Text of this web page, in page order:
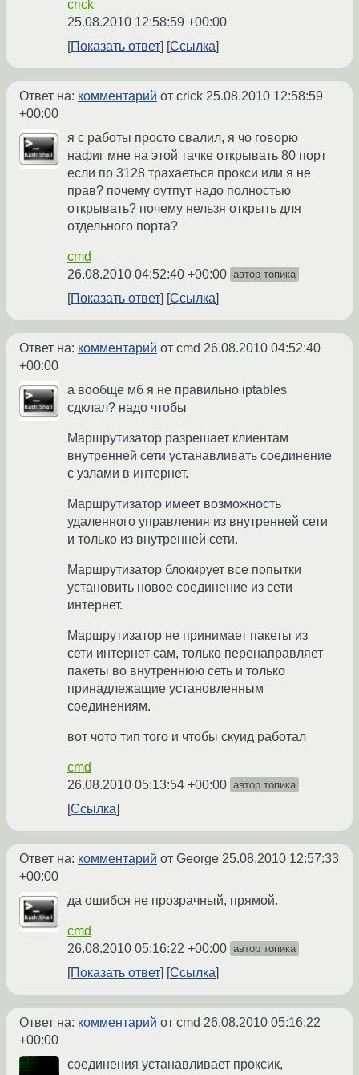
crick
25.08.2010 12:58:59 +00:00
Показать ответ
Ссылка
Ответ на: комментарий от crick 25.08.2010 12:58:59
+00:00
я с работы просто свалил, я чо говорю
нафиг мне на этой тачке открывать 80 порт
если по 3128 трахаеться прокси или я не
прав? почему оутпут надо полностью
открывать? почему нельзя открыть для
отдельного порта?
cmd
26.08.2010 04:52:40 +00:00 автор топика
Показать ответ Ссылка
Ответ на: комментарий от cmd 26.08.2010 04:52:40
+00:00
а вообще мб я не правильно iptables
сдклал? надо чтобы
Маршрутизатор разрешает клиентам
внутренней сети устанавливать соединение
с узлами в интернет.
Маршрутизатор имеет возможность
удаленного управления из внутренней сети
и только из внутренней сети.
Маршрутизатор блокирует все попытки
установить новое соединение из сети
интернет.
Маршрутизатор не принимает пакеты из
сети интернет сам, только перенаправляет
пакеты во внутреннюю сеть и только
принадлежащие установленным
соединениям.
вот чото тип того и чтобы скуид работал
cmd
26.08.2010 05:13:54 +00:00 автор топика
Ссылка
Ответ на: комментарий от George 25.08.2010 12:57:33
+00:00
да ошибся не прозрачный, прямой.
cmd
26.08.2010 05:16:22 +00:00 автор топика
Показать ответ Ссылка
Ответ на: комментарий от cmd 26.08.2010 05:16:22
+00:00
соединения устанавливает проксик,